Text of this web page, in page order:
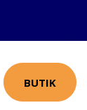
BUTIK